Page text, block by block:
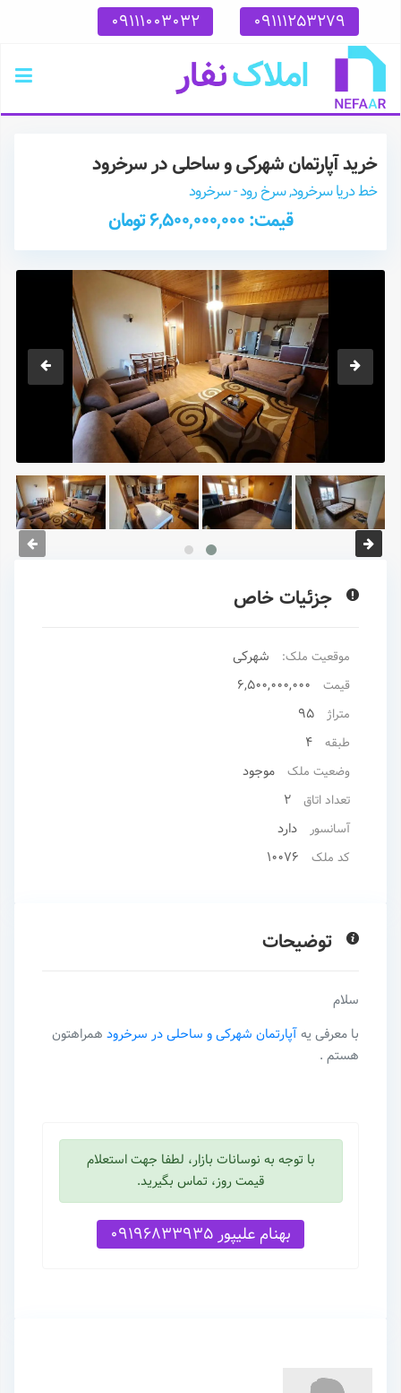
09111253279
09111003032
خرید آپارتمان شهرکی و ساحلی در سرخرود
خط دریا سرخرود, سرخ رود - سرخرود
قیمت: 6,500,000,000 تومان
جزئیات خاص
موقعیت ملک: شهرکی
قیمت 6,500,000,000
متراژ 95
طبقه 4
وضعیت ملک موجود
تعداد اتاق 2
آسانسور دارد
کد ملک 10076
توضیحات
سلام
با معرفی یه آپارتمان شهرکی و ساحلی در سرخرود همراهتون
هستم .
با توجه به نوسانات بازار، لطفا جهت استعلام
قیمت روز، تماس بگیرید.
بهنام علیپور 09196833935